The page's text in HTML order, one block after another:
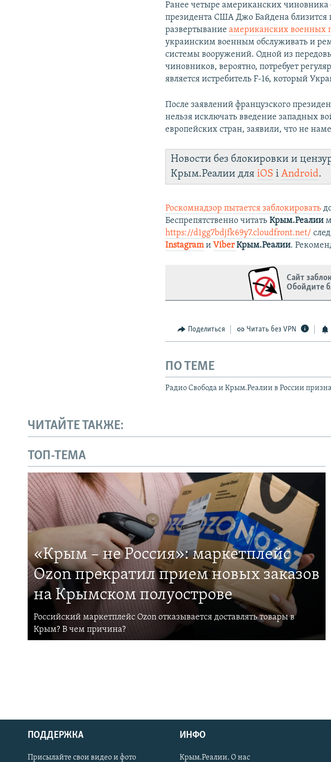
Українською
Ранее четыре американских
президента США Джо Байдена близится
развертываниеамериканских военных
украинским военным обслуживать и
системы вооружений. Одной из
чиновников, вероятно, потребует
является истребитель F-16, который
После заявлений французского
нельзя исключать введение западных
европейских стран, заявили, что не
Новости без блокировки и
Крым.Реалии дляiOS іAndroid.
Роскомнадзор пытается заблокировать
Беспрепятственно читатьКрым.Реалии
https://d1gg7bdjfk69y7.cloudfront.net/
InstagramиViber Крым.Реалии.
Сайт
Обойдите
Поделиться Читать без VPN
ПО ТЕМЕ
Радио Свобода и Крым.Реалии в России
ЧИТАЙТЕ ТАКЖЕ:
ТОП-ТЕМА
«Крым – не Россия»: маркетплейс
Ozon прекратил прием новых заказов
на Крымском полуострове
Российский маркетплейс Ozon отказывается доставлять товары в
Крым? В чем причина?
ПОДДЕРЖКА
Присылайте свои видео и фото
ИНФО
Крым.Реалии. О нас